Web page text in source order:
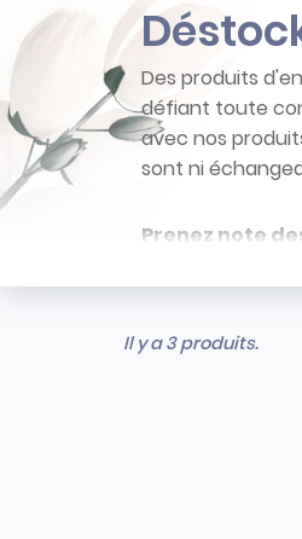
Des produits
défiant toute
avec nos
sont ni
Prenez note
- Stock limité
Il y a 3 produits.